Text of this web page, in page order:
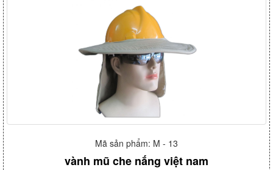
Mã sản phẩm: M - 13
vành mũ che nắng việt nam